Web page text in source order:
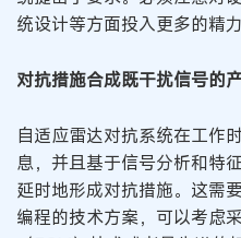
统设计等方面投入更多的精力
对抗措施合成既干扰信号的
自适应雷达对抗系统在工作
息，并且基于信号分析和特
延时地形成对抗措施。这需
编程的技术方案，可以考虑